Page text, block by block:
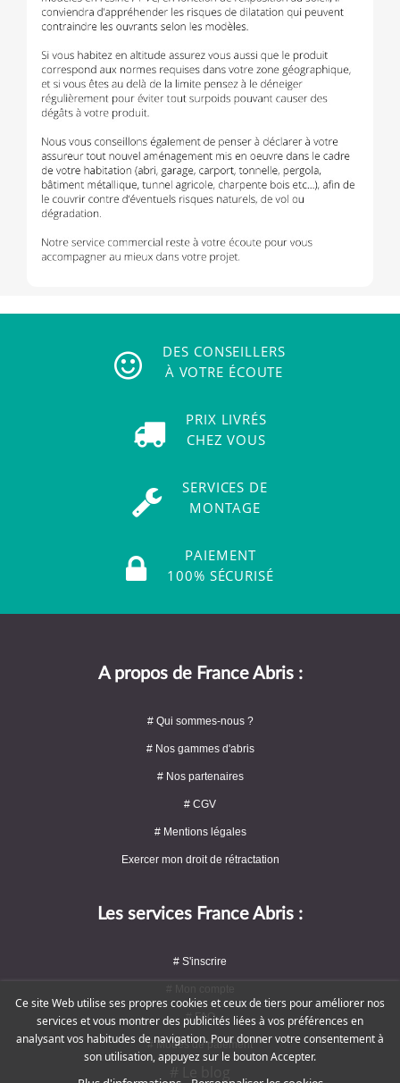
DES CONSEILLERS
À VOTRE ÉCOUTE
PRIX LIVRÉS
CHEZ VOUS
SERVICES DE
MONTAGE
PAIEMENT
100% SÉCURISÉ
A propos de France Abris :
# Qui sommes-nous ?
# Nos gammes d'abris
# Nos partenaires
# CGV
# Mentions légales
Exercer mon droit de rétractation
Les services France Abris :
# S'inscrire
# FAQ
# Modes de paiement
Ce site Web utilise ses propres cookies et ceux de tiers pour améliorer nos
services et vous montrer des publicités liées à vos préférences en
analysant vos habitudes de navigation. Pour donner votre consentement à
son utilisation, appuyez sur le bouton Accepter.